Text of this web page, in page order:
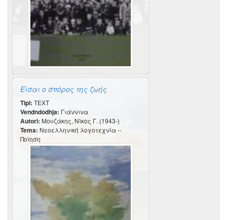
Είσαι ο σπόρος της ζωής
Tipi: TEXT
Vendndodhja: Γιάννινα
Autori: Μουζάκης, Νίκος Γ. (1943-)
Tema: Νεοελληνική λογοτεχνία --
Ποίηση